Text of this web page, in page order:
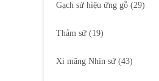
Gạch sứ hiệu ứng gỗ (29)
Thảm sứ (19)
Xi măng Nhìn sứ (43)